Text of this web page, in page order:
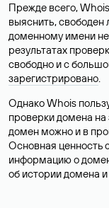
Прежде всего,
выяснить,
доменному имени
результатах
свободно и с
зарегистрировано.
Однако Whois
проверки домена на
домен можно и в
Основная ценность
информацию о
об истории домена